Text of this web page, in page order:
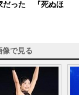
だった 『死ぬほ
像で見る